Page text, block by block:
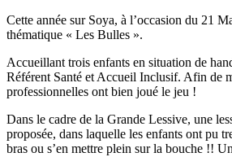
Cette année sur Soya, à l’occasion du 21
thématique « Les Bulles ».
Accueillant trois enfants en situation de
Référent Santé et Accueil Inclusif. Afin de
professionnelles ont bien joué le jeu !
Dans le cadre de la Grande Lessive, une
proposée, dans laquelle les enfants ont pu
bras ou s’en mettre plein sur la bouche !!